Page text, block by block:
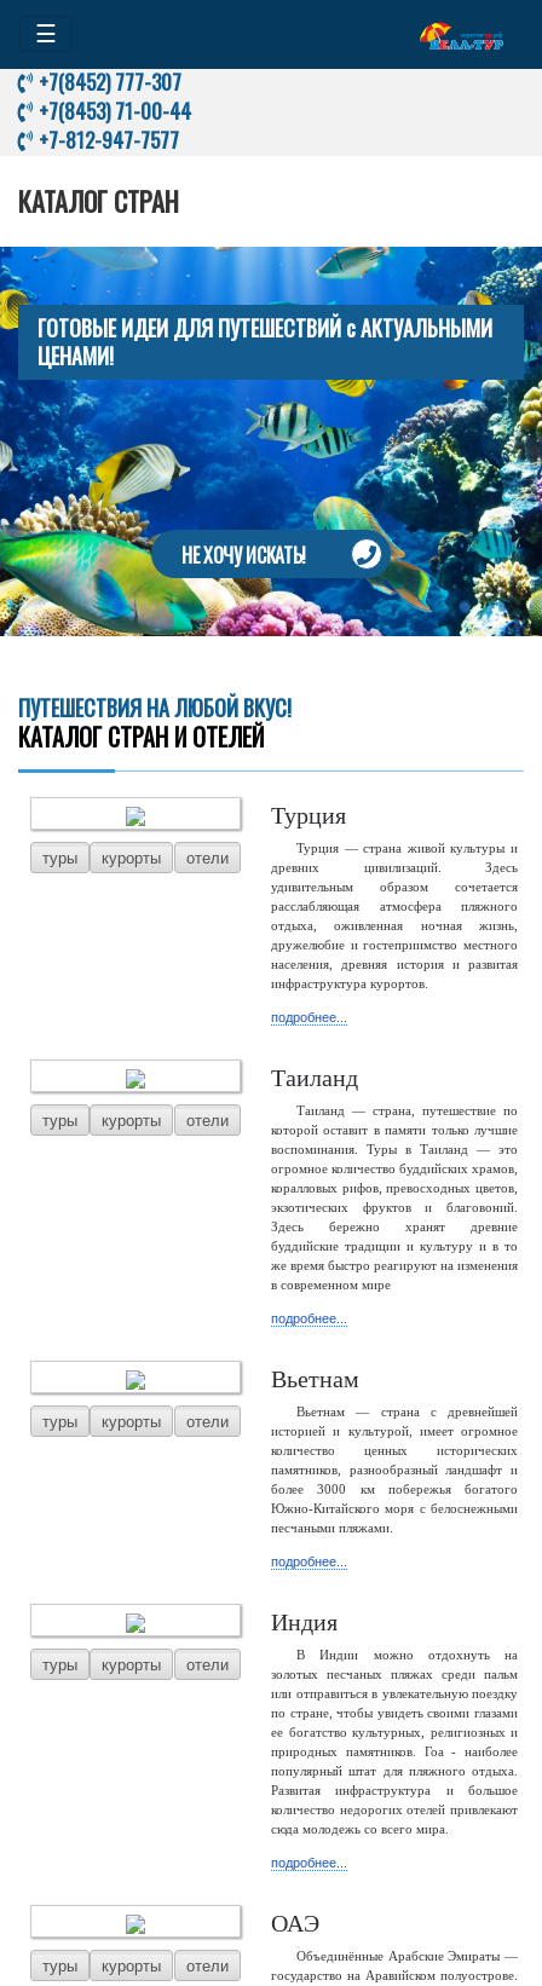
☰
+7(8452) 777-307
+7(8453) 71-00-44
+7-812-947-7577
КАТАЛОГ СТРАН
ГОТОВЫЕ ИДЕИ ДЛЯ ПУТЕШЕСТВИЙ с АКТУАЛЬНЫМИ
ЦЕНАМИ!
НЕ ХОЧУ ИСКАТЬ!
ПУТЕШЕСТВИЯ НА ЛЮБОЙ ВКУС!
КАТАЛОГ СТРАН И ОТЕЛЕЙ
туры курорты отели
Турция
Турция — страна живой культуры и
древних цивилизаций. Здесь
удивительным образом сочетается
расслабляющая атмосфера пляжного
отдыха, оживленная ночная жизнь,
дружелюбие и гостеприимство местного
населения, древняя история и развитая
инфраструктура курортов.
подробнее...
туры курорты отели
Таиланд
Таиланд — страна, путешествие по
которой оставит в памяти только лучшие
воспоминания. Туры в Таиланд — это
огромное количество буддийских храмов,
коралловых рифов, превосходных цветов,
экзотических фруктов и благовоний.
Здесь бережно хранят древние
буддийские традиции и культуру и в то
же время быстро реагируют на изменения
в современном мире
подробнее...
туры курорты отели
Вьетнам
Вьетнам — страна с древнейшей
историей и культурой, имеет огромное
количество ценных исторических
памятников, разнообразный ландшафт и
более 3000 км побережья богатого
Южно-Китайского моря с белоснежными
песчаными пляжами.
подробнее...
туры курорты отели
Индия
В Индии можно отдохнуть на
золотых песчаных пляжах среди пальм
или отправиться в увлекательную поездку
по стране, чтобы увидеть своими глазами
ее богатство культурных, религиозных и
природных памятников. Гоа - наиболее
популярный штат для пляжного отдыха.
Развитая инфраструктура и большое
количество недорогих отелей привлекают
сюда молодежь со всего мира.
подробнее...
туры курорты отели
ОАЭ
Объединённые Арабские Эмираты —
государство на Аравийском полуострове.